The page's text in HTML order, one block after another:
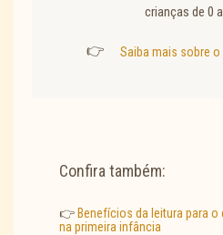
crianças de 0
👉 Saiba mais sobre
Confira também:
👉 Benefícios da leitura para
na primeira infância